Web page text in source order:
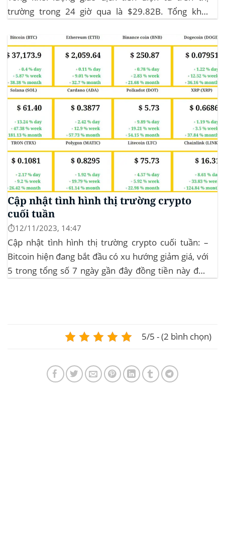
trường trong 24 giờ qua là $29.82B. Tổng khối
chiếm 11.77% tổng khối lượng giao dịch tiền điện tử
trong 24 giờ. Khối lượng giao dịch của...
Cập nhật tình hình thị trường crypto
cuối tuần
⏱️12/11/2023, 14:47
Cập nhật tình hình thị trường crypto cuối tuần: –
Bitcoin hiện đang bắt đầu có xu hướng giảm giá, với
5 trong tổng số 7 ngày gần đây đồng tiền này đều
5/5 - (2 bình chọn)